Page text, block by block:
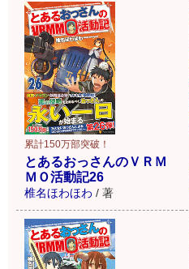
累計150万部突破！
とあるおっさんのＶＲＭ
ＭＯ活動記26
椎名ほわほわ / 著